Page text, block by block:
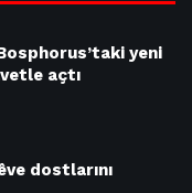
yeni
açtı
dostlarını